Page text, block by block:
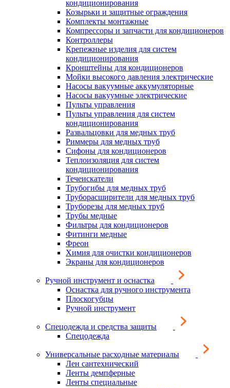
кондиционирования
Козырьки и защитные ограждения
Комплекты монтажные
Компрессоры и запчасти для кондиционеров
Контроллеры
Крепежные изделия для систем
кондиционирования
Кронштейны для кондиционеров
Мойки высокого давления электрические
Насосы вакуумные аккумуляторные
Насосы вакуумные электрические
Пульты управления
Пульты управления для систем
кондиционирования
Развальцовки для медных труб
Риммеры для медных труб
Сифоны для кондиционеров
Теплоизоляция для систем
кондиционирования
Течеискатели
Трубогибы для медных труб
Труборасширители для медных труб
Труборезы для медных труб
Трубы медные
Фильтры для кондиционеров
Фитинги медные
Фреон
Химия для очистки кондиционеров
Экраны для кондиционеров
Ручной инструмент и оснастка
Оснастка для ручного инструмента
Плоскогубцы
Ручной инструмент
Спецодежда и средства защиты
Спецодежда
Универсальные расходные материалы
Лен сантехнический
Ленты демпферные
Ленты специальные